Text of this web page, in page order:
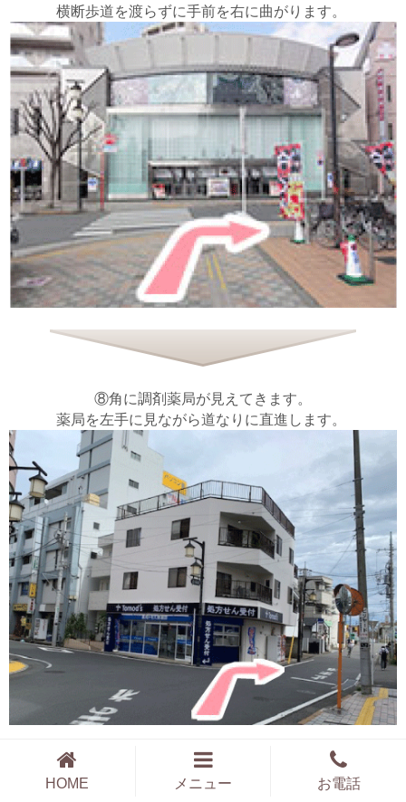
横断歩道を渡らずに手前を右に曲がります。
⑧角に調剤薬局が見えてきます。
薬局を左手に見ながら道なりに直進します。
HOME メニュー お電話